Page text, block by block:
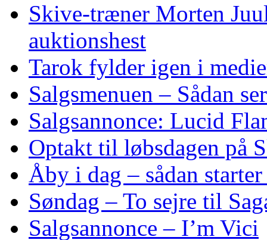
Skive‑træner Morten
auktionshest
Tarok fylder igen i
Salgsmenuen – Sådan
Salgsannonce: Lucid
Optakt til løbsdagen på
Åby i dag – sådan
Søndag – To sejre til
Salgsannonce – I’m Vici